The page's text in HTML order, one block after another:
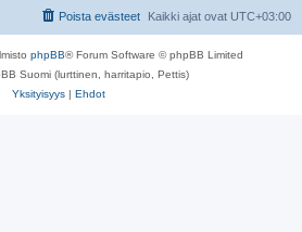
Kaikki ajat ovat UTC+03:00
Poista evästeet
phpBB® Forum Software © phpBB Limited
Suomi (lurttinen, harritapio, Pettis)
Yksityisyys | Ehdot